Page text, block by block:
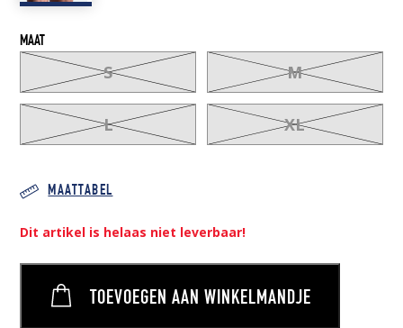
MAAT
S M
L XL
MAATTABEL
Dit artikel is helaas niet leverbaar!
TOEVOEGEN AAN WINKELMANDJE